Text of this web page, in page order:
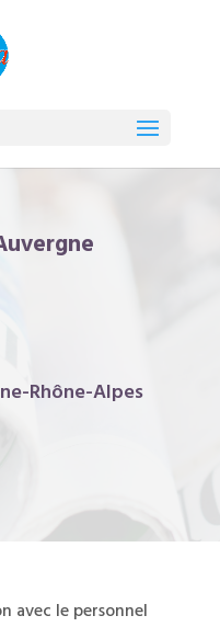
Rhône-Alpes
avec le personnel